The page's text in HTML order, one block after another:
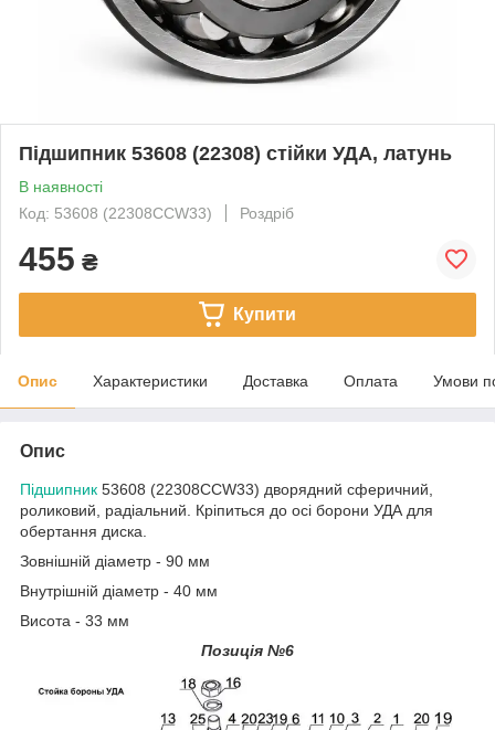
Підшипник 53608 (22308) стійки УДА, латунь
В наявності
Код: 53608 (22308CCW33)
Роздріб
455 ₴
Купити
Опис Характеристики Доставка Оплата Умови
Опис
Підшипник 53608 (22308CCW33) дворядний сферичний,
роликовий, радіальний. Кріпиться до осі борони УДА для
обертання диска.
Зовнішній діаметр - 90 мм
Внутрішній діаметр - 40 мм
Висота - 33 мм
Позиція №6